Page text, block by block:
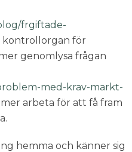
frgiftade-
kontrollorgan för
genomlysa frågan
med-krav-markt-
arbeta för att få fram
hemma och känner sig